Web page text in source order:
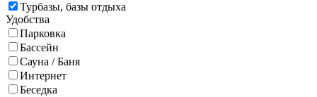
Турбазы, базы отдыха
Удобства
Парковка
Бассейн
Сауна / Баня
Интернет
Беседка